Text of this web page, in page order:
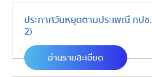
ประกาศวันหยุดตามประเพณี กป
2)
อ่านรายละเอียด